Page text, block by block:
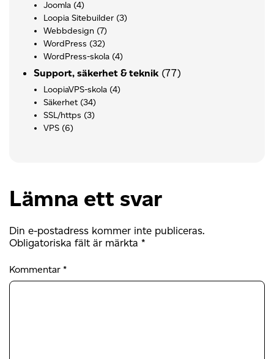
Joomla (4)
Loopia Sitebuilder (3)
Webbdesign (7)
WordPress (32)
WordPress-skola (4)
Support, säkerhet & teknik (77)
LoopiaVPS-skola (4)
Säkerhet (34)
SSL/https (3)
VPS (6)
Lämna ett svar
Din e-postadress kommer inte publiceras.
Obligatoriska fält är märkta *
Kommentar *